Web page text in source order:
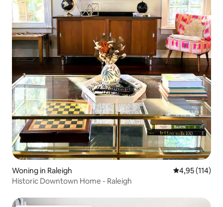
Woning in Raleigh Gemiddelde
4,95 (114)
Historic Downtown Home - Raleigh